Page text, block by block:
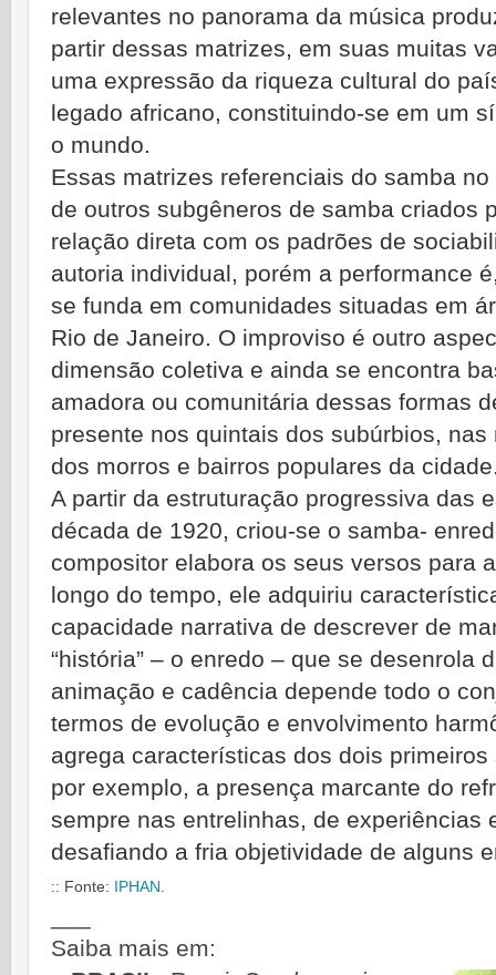
relevantes no panorama da música
partir dessas matrizes, em suas muitas
uma expressão da riqueza cultural do
legado africano, constituindo-se em um
o mundo.
Essas matrizes referenciais do samba
de outros subgêneros de samba criados
relação direta com os padrões de
autoria individual, porém a performance
se funda em comunidades situadas em
Rio de Janeiro. O improviso é outro
dimensão coletiva e ainda se encontra
amadora ou comunitária dessas formas
presente nos quintais dos subúrbios,
dos morros e bairros populares da
A partir da estruturação progressiva das
década de 1920, criou-se o samba-
compositor elabora os seus versos para
longo do tempo, ele adquiriu
capacidade narrativa de descrever de
“história” – o enredo – que se desenrola
animação e cadência depende todo o
termos de evolução e envolvimento
agrega características dos dois
por exemplo, a presença marcante do
sempre nas entrelinhas, de experiências
desafiando a fria objetividade de alguns
:: Fonte: IPHAN.
Saiba mais em: